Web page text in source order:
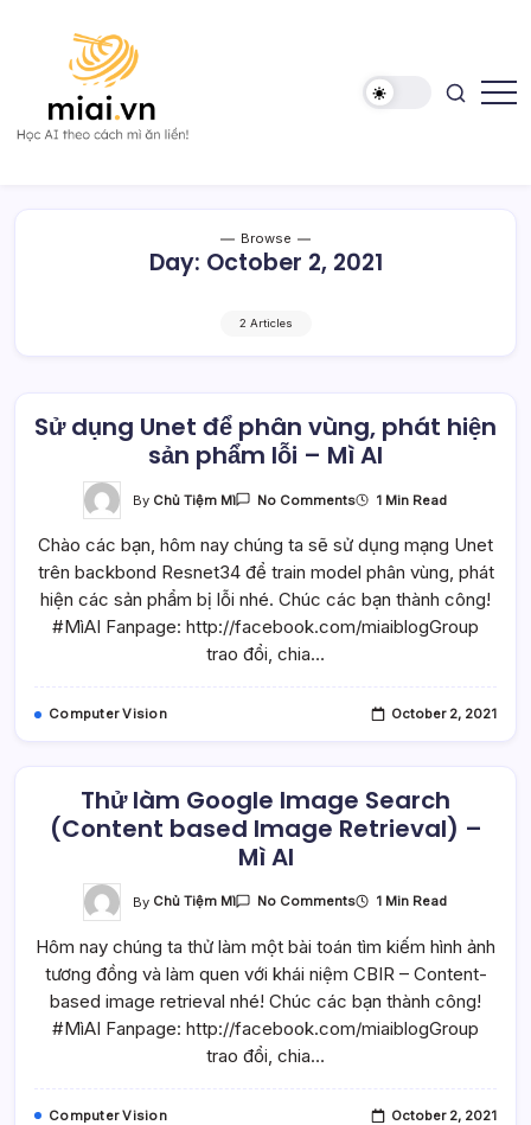
Browse
Day: October 2, 2021
2 Articles
Sử dụng Unet để phân vùng, phát hiện
sản phẩm lỗi – Mì AI
By Chủ Tiệm Mì No CommentsOn
Unet
Phân
Vùng,
Phát
Hiện
Sản
1 Min Read
Chào các bạn, hôm nay chúng ta sẽ sử dụng mạng Unet
trên backbond Resnet34 để train model phân vùng, phát
hiện các sản phẩm bị lỗi nhé. Chúc các bạn thành công!
#MìAI Fanpage: http://facebook.com/miaiblogGroup
trao đổi, chia…
Computer Vision October 2, 2021
Thử làm Google Image Search
(Content based Image Retrieval) –
Mì AI
By Chủ Tiệm Mì No CommentsOn
Google
Search
(Content
Based
Image
Retrieval)
1 Min Read
Hôm nay chúng ta thử làm một bài toán tìm kiếm hình ảnh
tương đồng và làm quen với khái niệm CBIR – Content-
based image retrieval nhé! Chúc các bạn thành công!
#MìAI Fanpage: http://facebook.com/miaiblogGroup
trao đổi, chia…
Computer Vision October 2, 2021